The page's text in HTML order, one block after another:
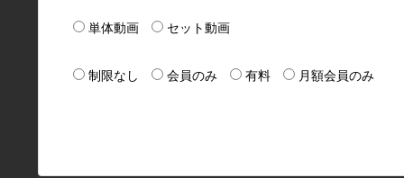
単体動画 セット動画
制限なし 会員のみ 有料 月額会員のみ